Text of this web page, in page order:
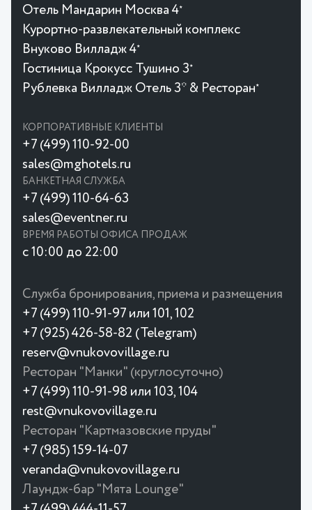
Отель Мандарин Москва 4★
Курортно-развлекательный комплекс
Внуково Вилладж 4★
Гостиница Крокусc Тушино 3★
Рублевка Вилладж Отель 3* & Ресторан★
КОРПОРАТИВНЫЕ КЛИЕНТЫ
+7 (499) 110-92-00
sales@mghotels.ru
БАНКЕТНАЯ СЛУЖБА
+7 (499) 110-64-63
sales@eventner.ru
ВРЕМЯ РАБОТЫ ОФИСА ПРОДАЖ
с 10:00 до 22:00
Служба бронирования, приема и размещения
+7 (499) 110-91-97 или 101, 102
+7 (925) 426-58-82 (Telegram)
reserv@vnukovovillage.ru
Ресторан "Манки" (круглосуточно)
+7 (499) 110-91-98 или 103, 104
rest@vnukovovillage.ru
Ресторан "Картмазовские пруды"
+7 (985) 159-14-07
veranda@vnukovovillage.ru
Лаундж-бар "Мята Lounge"